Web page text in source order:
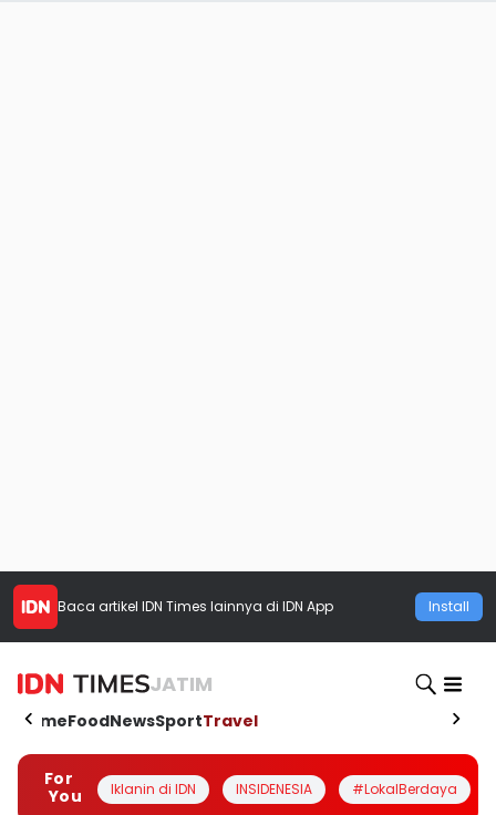
Baca artikel IDN Times lainnya di IDN App Install
JATIM
HomeFoodNewsSportTravel
For
You
Iklanin di IDN INSIDENESIA #LokalBerdaya